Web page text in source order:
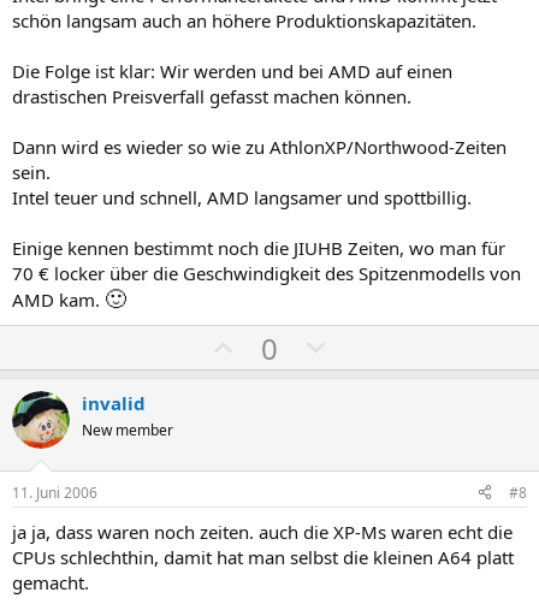
e
S
t
i
m
e
e
S
t
i
m
e
schön langsam auch an höhere Produktionskapazitäten.
Die Folge ist klar: Wir werden und bei AMD auf einen
drastischen Preisverfall gefasst machen können.
Dann wird es wieder so wie zu AthlonXP/Northwood-Zeiten
sein.
Intel teuer und schnell, AMD langsamer und spottbillig.
Einige kennen bestimmt noch die JIUHB Zeiten, wo man für
70 € locker über die Geschwindigkeit des Spitzenmodells von
AMD kam. 🙂
o
t
v
e
S
0
e
t
v
e
S
invalid
New member
11. Juni 2006 #8
ja ja, dass waren noch zeiten. auch die XP-Ms waren echt die
CPUs schlechthin, damit hat man selbst die kleinen A64 platt
gemacht.